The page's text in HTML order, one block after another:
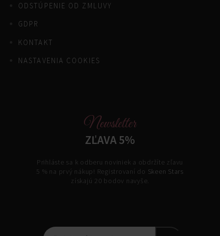
ODSTÚPENIE OD ZMLUVY
GDPR
KONTAKT
NASTAVENIA COOKIES
Newsletter
ZĽAVA 5%
Prihláste sa k odberu noviniek a obdržíte zľavu
5 % na prvý nákup! Registrovaní do Skeen Stars
získajú 20 bodov navyše.